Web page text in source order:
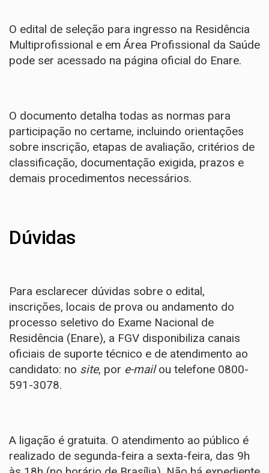
O edital de seleção para ingresso na Residência
Multiprofissional e em Área Profissional da Saúde
pode ser acessado na página oficial do Enare.
O documento detalha todas as normas para
participação no certame, incluindo orientações
sobre inscrição, etapas de avaliação, critérios de
classificação, documentação exigida, prazos e
demais procedimentos necessários.
Dúvidas
Para esclarecer dúvidas sobre o edital,
inscrições, locais de prova ou andamento do
processo seletivo do Exame Nacional de
Residência (Enare), a FGV disponibiliza canais
oficiais de suporte técnico e de atendimento ao
candidato: no site, por e-mailou telefone 0800-
591-3078.
A ligação é gratuita. O atendimento ao público é
realizado de segunda-feira a sexta-feira, das 9h